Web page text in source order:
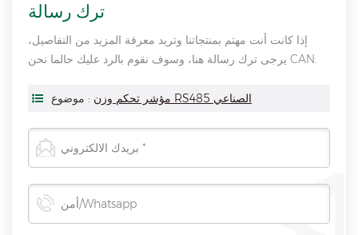
ترك رسالة
إذا كانت أنت مهتم بمنتجاتنا وتريد معرفة المزيد من التفاصيل،
يرجى ترك رسالة هنا، وسوف نقوم بالرد عليك حالما نحن CAN.
موضوع : مؤشر تحكم وزن RS485 الصناعي